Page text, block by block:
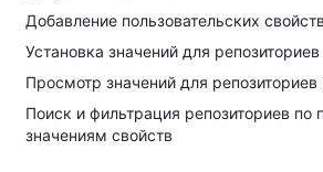
Добавление пользовательских свойств
Установка значений для
Просмотр значений для репозиториев
Поиск и фильтрация репозиториев по
значениям свойств